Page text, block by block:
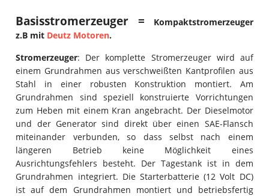
Basisstromerzeuger = Kompaktstromerzeuger
z.B mit Deutz Motoren.
Stromerzeuger: Der komplette Stromerzeuger wird auf
einem Grundrahmen aus verschweißten Kantprofilen aus
Stahl in einer robusten Konstruktion montiert. Am
Grundrahmen sind speziell konstruierte Vorrichtungen
zum Heben mit einem Kran angebracht. Der Dieselmotor
und der Generator sind direkt über einen SAE-Flansch
miteinander verbunden, so dass selbst nach einem
längeren Betrieb keine Möglichkeit eines
Ausrichtungsfehlers besteht. Der Tagestank ist in dem
Grundrahmen integriert. Die Starterbatterie (12 Volt DC)
ist auf dem Grundrahmen montiert und betriebsfertig